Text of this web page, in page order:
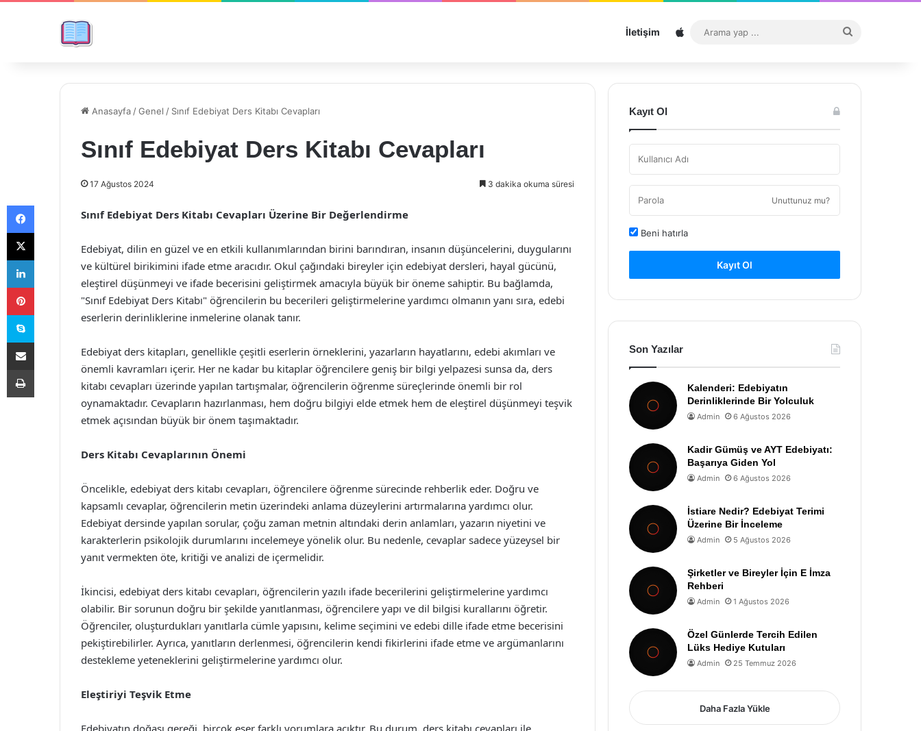
İletişim Sitemap
...
Anasayfa /Genel / Sınıf Edebiyat Ders Kitabı Cevapları
Sınıf Edebiyat Ders Kitabı Cevapları
17 Ağustos 2024 3 dakika okuma süresi
Sınıf Edebiyat Ders Kitabı Cevapları Üzerine Bir Değerlendirme
Edebiyat, dilin en güzel ve en etkili kullanımlarından birini barındıran, insanın düşüncelerini, duygularını
ve kültürel birikimini ifade etme aracıdır. Okul çağındaki bireyler için edebiyat dersleri, hayal gücünü,
eleştirel düşünmeyi ve ifade becerisini geliştirmek amacıyla büyük bir öneme sahiptir. Bu bağlamda,
"Sınıf Edebiyat Ders Kitabı" öğrencilerin bu becerileri geliştirmelerine yardımcı olmanın yanı sıra, edebi
eserlerin derinliklerine inmelerine olanak tanır.
Edebiyat ders kitapları, genellikle çeşitli eserlerin örneklerini, yazarların hayatlarını, edebi akımları ve
önemli kavramları içerir. Her ne kadar bu kitaplar öğrencilere geniş bir bilgi yelpazesi sunsa da, ders
kitabı cevapları üzerinde yapılan tartışmalar, öğrencilerin öğrenme süreçlerinde önemli bir rol
oynamaktadır. Cevapların hazırlanması, hem doğru bilgiyi elde etmek hem de eleştirel düşünmeyi teşvik
etmek açısından büyük bir önem taşımaktadır.
Ders Kitabı Cevaplarının Önemi
Öncelikle, edebiyat ders kitabı cevapları, öğrencilere öğrenme sürecinde rehberlik eder. Doğru ve
kapsamlı cevaplar, öğrencilerin metin üzerindeki anlama düzeylerini artırmalarına yardımcı olur.
Edebiyat dersinde yapılan sorular, çoğu zaman metnin altındaki derin anlamları, yazarın niyetini ve
karakterlerin psikolojik durumlarını incelemeye yönelik olur. Bu nedenle, cevaplar sadece yüzeysel bir
yanıt vermekten öte, kritiği ve analizi de içermelidir.
İkincisi, edebiyat ders kitabı cevapları, öğrencilerin yazılı ifade becerilerini geliştirmelerine yardımcı
olabilir. Bir sorunun doğru bir şekilde yanıtlanması, öğrencilere yapı ve dil bilgisi kurallarını öğretir.
Öğrenciler, oluşturdukları yanıtlarla cümle yapısını, kelime seçimini ve edebi dille ifade etme becerisini
pekiştirebilirler. Ayrıca, yanıtların derlenmesi, öğrencilerin kendi fikirlerini ifade etme ve argümanlarını
destekleme yeteneklerini geliştirmelerine yardımcı olur.
Eleştiriyi Teşvik Etme
Edebiyatın doğası gereği, birçok eser farklı yorumlara açıktır. Bu durum, ders kitabı cevapları ile
Kayıt Ol
Unuttunuz mu?
Beni hatırla
Kayıt Ol
Son Yazılar
Kalenderi: Edebiyatın
Derinliklerinde Bir Yolculuk
Admin 6 Ağustos 2026
Kadir Gümüş ve AYT Edebiyatı:
Başarıya Giden Yol
Admin 6 Ağustos 2026
İstiare Nedir? Edebiyat Terimi
Üzerine Bir İnceleme
Admin 5 Ağustos 2026
Şirketler ve Bireyler İçin E İmza
Rehberi
Admin 1 Ağustos 2026
Özel Günlerde Tercih Edilen
Lüks Hediye Kutuları
Admin 25 Temmuz 2026
Daha Fazla Yükle
Facebook
X
LinkedIn
Pinterest
Skype
E-Posta ile paylaş